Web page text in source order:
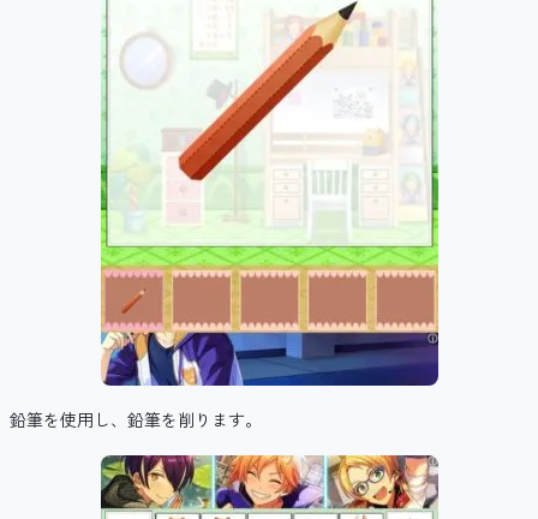
鉛筆を使用し、鉛筆を削ります。